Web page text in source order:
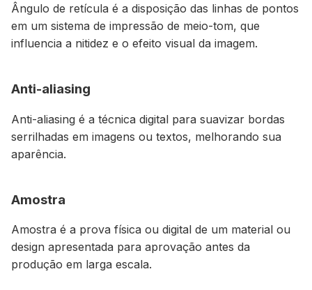
Ângulo de retícula é a disposição das linhas de pontos
em um sistema de impressão de meio-tom, que
influencia a nitidez e o efeito visual da imagem.
Anti-aliasing
Anti-aliasing é a técnica digital para suavizar bordas
serrilhadas em imagens ou textos, melhorando sua
aparência.
Amostra
Amostra é a prova física ou digital de um material ou
design apresentada para aprovação antes da
produção em larga escala.